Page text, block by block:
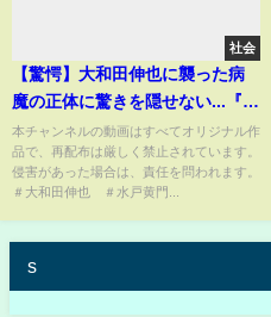
社会
【驚愕】大和田伸也に襲った病
魔の正体に驚きを隠せない...『水
戸黄門』格さん役で活躍した俳
優の子供の現在や住む目を疑う
豪邸に一同驚愕...
本チャンネルの動画はすべてオリジナル作
品で、再配布は厳しく禁止されています。
侵害があった場合は、責任を問われます。
＃大和田伸也 ＃水戸黄門...
s